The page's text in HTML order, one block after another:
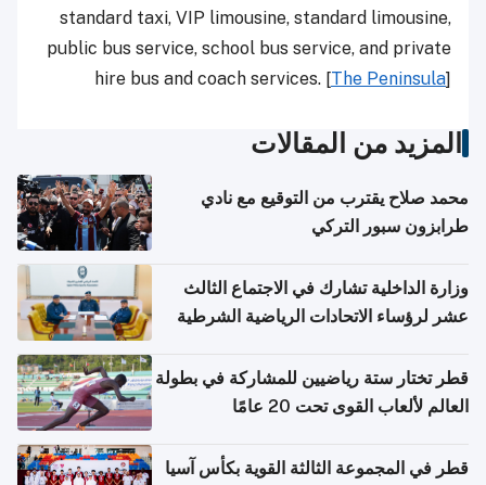
standard taxi, VIP limousine, standard limousine,
public bus service, school bus service, and private
hire bus and coach services. [The Peninsula]
المزيد من المقالات
محمد صلاح يقترب من التوقيع مع نادي
طرابزون سبور التركي
وزارة الداخلية تشارك في الاجتماع الثالث
عشر لرؤساء الاتحادات الرياضية الشرطية
قطر تختار ستة رياضيين للمشاركة في بطولة
العالم لألعاب القوى تحت 20 عامًا
قطر في المجموعة الثالثة القوية بكأس آسيا